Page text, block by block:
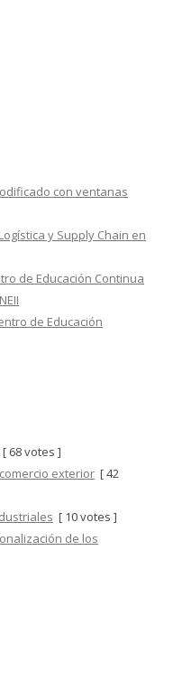
con ventanas
y Supply Chain en
de Educación Continua
de Educación
[ 68 votes ]
exterior [ 42
[ 10 votes ]
de los